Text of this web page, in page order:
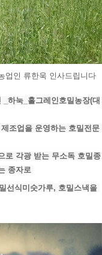
업인 류한욱 인사드립니다
하눅_홀그레인호밀농장(대
조업을 운영하는 호밀전문
로 각광 받는 무소독 호밀종
종자로
선식미숫가루, 호밀스낵을